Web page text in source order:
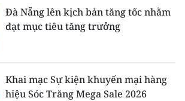
Đà Nẵng lên kịch bản tăng tốc nhằm
đạt mục tiêu tăng trưởng
Khai mạc Sự kiện khuyến mại hàng
hiệu Sóc Trăng Mega Sale 2026